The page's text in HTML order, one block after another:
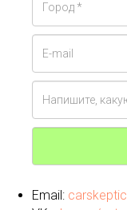
Email: